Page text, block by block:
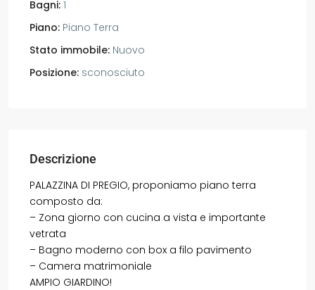
Bagni: 1
Piano: Piano Terra
Stato immobile: Nuovo
Posizione: sconosciuto
Descrizione
PALAZZINA DI PREGIO, proponiamo piano terra
composto da:
– Zona giorno con cucina a vista e importante
vetrata
– Bagno moderno con box a filo pavimento
– Camera matrimoniale
AMPIO GIARDINO!